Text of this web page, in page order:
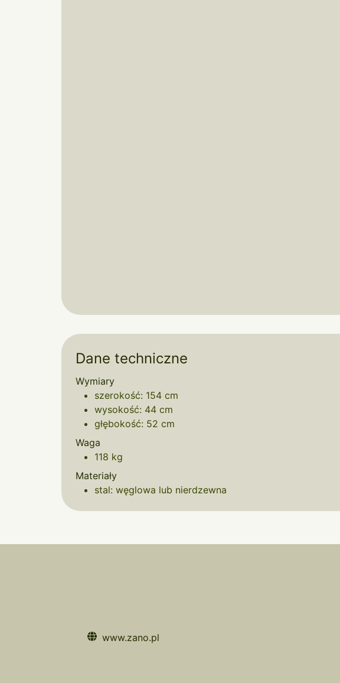
Dane techniczne
Wymiary
szerokość: 154 cm
wysokość: 44 cm
głębokość: 52 cm
Waga
118 kg
Materiały
stal: węglowa lub nierdzewna
www.zano.pl